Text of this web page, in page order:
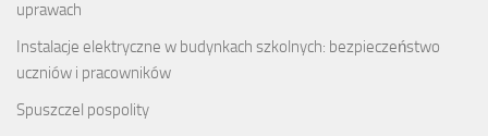
uprawach
Instalacje elektryczne w budynkach szkolnych: bezpieczeństwo
uczniów i pracowników
Spuszczel pospolity